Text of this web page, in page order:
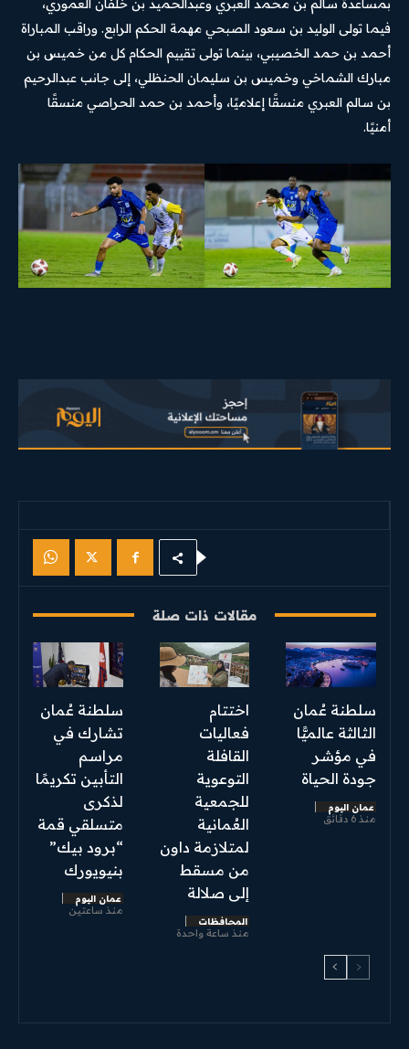
بمساعدة سالم بن محمد العبري وعبدالحميد بن خلفان العموري،
فيما تولى الوليد بن سعود الصبحي مهمة الحكم الرابع. وراقب المباراة
أحمد بن حمد الخصيبي، بينما تولى تقييم الحكام كل من خميس بن
مبارك الشماخي وخميس بن سليمان الحنظلي، إلى جانب عبدالرحيم
بن سالم العبري منسقًا إعلاميًا، وأحمد بن حمد الحراصي منسقًا
أمنيًا.
مقالات ذات صلة
سلطنة عُمان
الثالثة عالميًّا
في مؤشر
جودة الحياة
عمان اليوم
منذ 6 دقائق
اختتام
فعاليات
القافلة
التوعوية
للجمعية
العُمانية
لمتلازمة داون
من مسقط
إلى صلالة
المحافظات
منذ ساعة واحدة
سلطنة عُمان
تشارك في
مراسم
التأبين تكريمًا
لذكرى
متسلقي قمة
“برود بيك”
بنيويورك
عمان اليوم
منذ ساعتين